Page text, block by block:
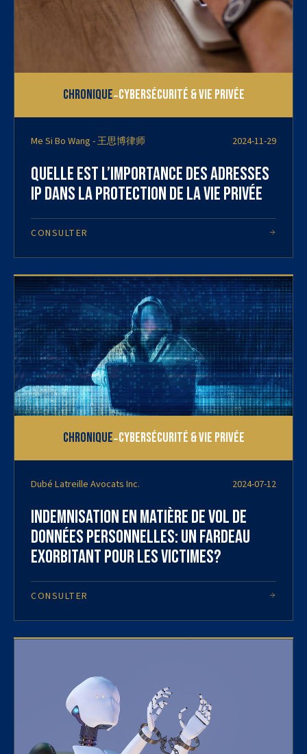
Chronique-Cybersécurité & vie privée
Me Si Bo Wang - 王思博律师 2024-11-29
Quelle est l’importance des adresses
IP dans la protection de la vie privée
CONSULTER
Chronique-Cybersécurité & vie privée
Dubé Latreille Avocats Inc. 2024-07-12
Indemnisation en matière de vol de
données personnelles: Un fardeau
exorbitant pour les victimes?
CONSULTER